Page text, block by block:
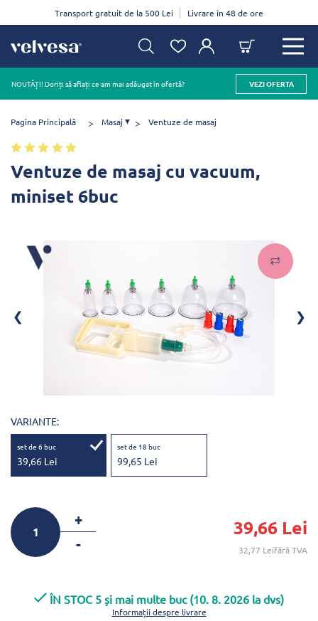
Transport gratuit de la 500 Lei Livrare în 48 de ore
NOUTĂȚI! Doriți să aflați ce am mai adăugat în ofertă? VEZI OFERTA
Pagina Principală Masaj Ventuze de masaj
Ventuze de masaj cu vacuum,
miniset 6buc
VARIANTE:
set de 6 buc
39,66 Lei
set de 18 buc
99,65 Lei
+
-
39,66 Lei
32,77 Leifără TVA
ÎN STOC 5 și mai multe buc (10. 8. 2026 la dvs)
Informații despre livrare